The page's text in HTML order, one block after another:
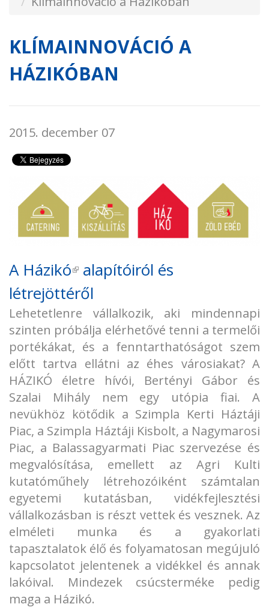
KLÍMAINNOVÁCIÓ A
HÁZIKÓBAN
2015. december 07
A Házikó(külső hivatkozás)
alapítóiról és
létrejöttéről
Lehetetlenre vállalkozik, aki mindennapi
szinten próbálja elérhetővé tenni a termelői
portékákat, és a fenntarthatóságot szem
előtt tartva ellátni az éhes városiakat? A
HÁZIKÓ életre hívói, Bertényi Gábor és
Szalai Mihály nem egy utópia fiai. A
nevükhöz kötődik a Szimpla Kerti Háztáji
Piac, a Szimpla Háztáji Kisbolt, a Nagymarosi
Piac, a Balassagyarmati Piac szervezése és
megvalósítása, emellett az Agri Kulti
kutatóműhely létrehozóiként számtalan
egyetemi kutatásban, vidékfejlesztési
vállalkozásban is részt vettek és vesznek. Az
elméleti munka és a gyakorlati
tapasztalatok élő és folyamatosan megújuló
kapcsolatot jelentenek a vidékkel és annak
lakóival. Mindezek csúcsterméke pedig
maga a Házikó.